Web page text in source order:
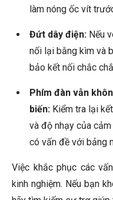
làm nóng ốc vít
Đứt dây điện: Nếu
nối lại bằng kìm và
bảo kết nối chắc
Phím đàn vẫn
biến: Kiểm tra lại
và độ nhạy của
có vấn đề với bảng
Việc khắc phục các
kinh nghiệm. Nếu bạn